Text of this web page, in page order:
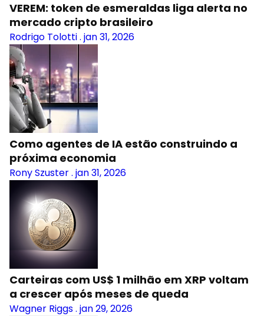
VEREM: token de esmeraldas liga alerta no
mercado cripto brasileiro
Rodrigo Tolotti. jan 31, 2026
Como agentes de IA estão construindo a
próxima economia
Rony Szuster. jan 31, 2026
Carteiras com US$ 1 milhão em XRP voltam
a crescer após meses de queda
Wagner Riggs. jan 29, 2026